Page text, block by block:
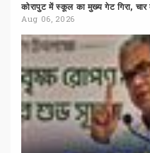
कोरापुट में स्कूल का मुख्य गेट गिरा, चार
Aug 06, 2026